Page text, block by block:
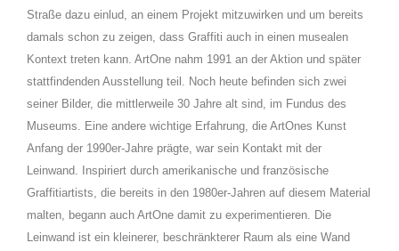
Straße dazu einlud, an einem Projekt mitzuwirken und um bereits
damals schon zu zeigen, dass Graffiti auch in einen musealen
Kontext treten kann. ArtOne nahm 1991 an der Aktion und später
stattfindenden Ausstellung teil. Noch heute befinden sich zwei
seiner Bilder, die mittlerweile 30 Jahre alt sind, im Fundus des
Museums. Eine andere wichtige Erfahrung, die ArtOnes Kunst
Anfang der 1990er-Jahre prägte, war sein Kontakt mit der
Leinwand. Inspiriert durch amerikanische und französische
Graffitiartists, die bereits in den 1980er-Jahren auf diesem Material
malten, begann auch ArtOne damit zu experimentieren. Die
Leinwand ist ein kleinerer, beschränkterer Raum als eine Wand